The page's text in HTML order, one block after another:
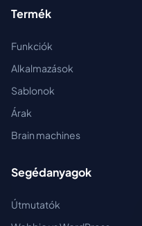
Termék
Funkciók
Alkalmazások
Sablonok
Árak
Brain machines
Segédanyagok
Útmutatók